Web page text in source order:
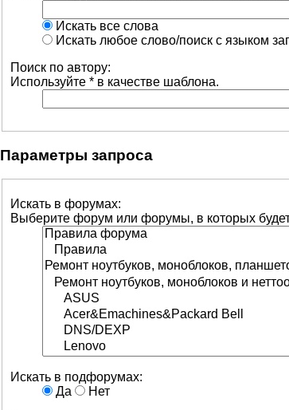
Искать все слова
Искать любое слово/поиск с языком
Поиск по автору:
Используйте * в качестве шаблона.
Параметры запроса
Искать в форумах:
Выберите форум или форумы, в которых
Искать в подфорумах:
Да
Нет